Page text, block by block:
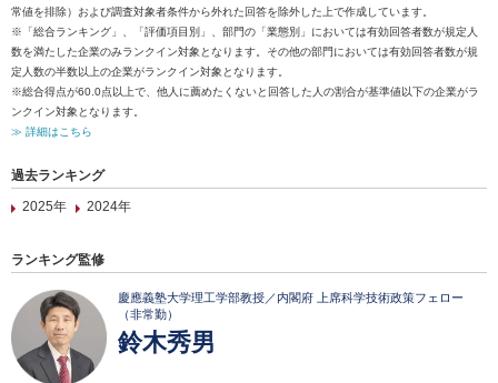
常値を排除）および調査対象者条件から外れた回答を除外した上で作成しています。
※「総合ランキング」、「評価項目別」、部門の「業態別」においては有効回答者数が規定人
数を満たした企業のみランクイン対象となります。その他の部門においては有効回答者数が規
定人数の半数以上の企業がランクイン対象となります。
※総合得点が60.0点以上で、他人に薦めたくないと回答した人の割合が基準値以下の企業がラ
ンクイン対象となります。
≫ 詳細はこちら
過去ランキング
2025年
2024年
ランキング監修
慶應義塾大学理工学部教授／内閣府 上席科学技術政策フェロー
（非常勤）
鈴木秀男